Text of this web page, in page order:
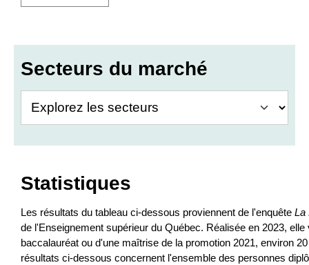
Secteurs du marché
Statistiques
Les résultats du tableau ci-dessous proviennent de l'enquête La
de l'Enseignement supérieur du Québec. Réalisée en 2023,
baccalauréat ou d'une maîtrise de la promotion 2021, environ
résultats ci-dessous concernent l'ensemble des personnes